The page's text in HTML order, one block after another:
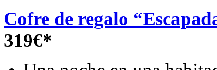
Cofre de regalo
319€*